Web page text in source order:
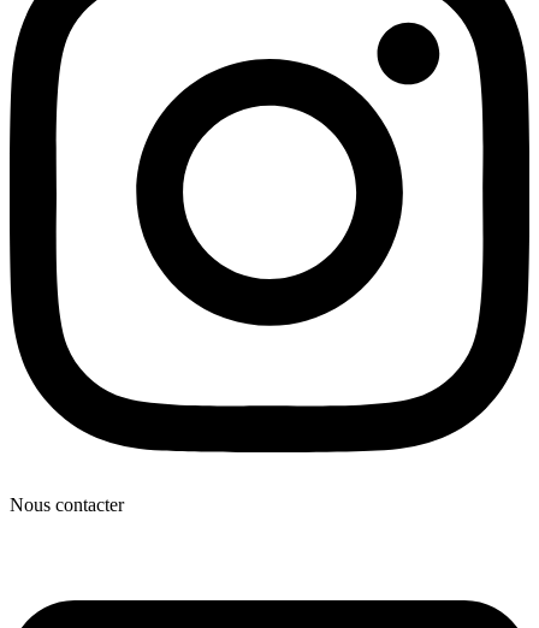
Nous contacter